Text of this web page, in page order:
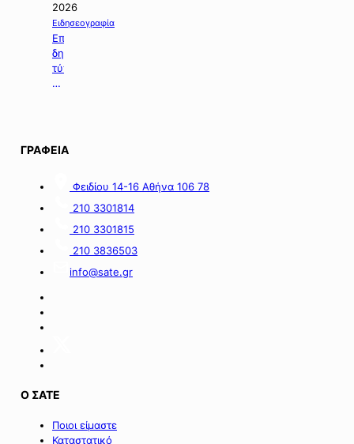
τη
χορήγηση
ενίσχυσης
σε
επιχειρήσεις
της
Σαμοθράκης».
2026
Ειδησεογραφία
Επιλογή
δημοσιευμάτων
τύπου
της
ΓΡΑΦΕΙΑ
Φειδίου 14-16 Αθήνα 106 78
210 3301814
210 3301815
210 3836503
info@sate.gr
Ο ΣΑΤΕ
Ποιοι είμαστε
Καταστατικό